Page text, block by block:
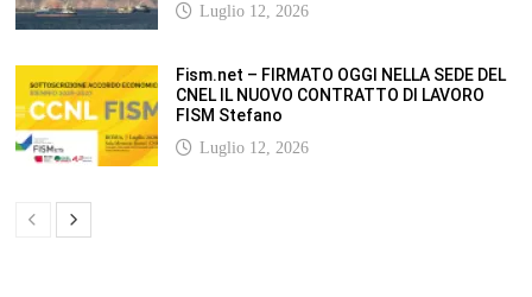
Luglio 12, 2026
Fism.net – FIRMATO OGGI NELLA SEDE DEL
CNEL IL NUOVO CONTRATTO DI LAVORO
FISM Stefano
Luglio 12, 2026